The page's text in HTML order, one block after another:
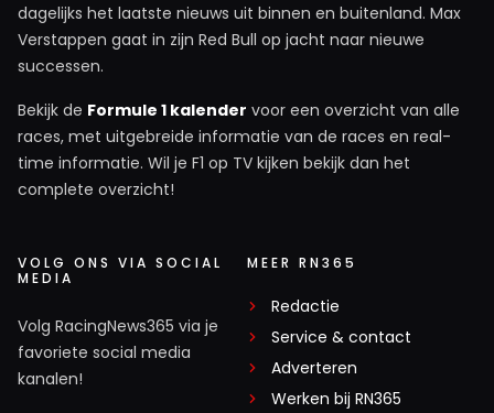
dagelijks het laatste nieuws uit binnen en buitenland. Max
Verstappen gaat in zijn Red Bull op jacht naar nieuwe
successen.
Bekijk de Formule 1 kalender voor een overzicht van alle
races, met uitgebreide informatie van de races en real-
time informatie. Wil je F1 op TV kijken bekijk dan het
complete overzicht!
VOLG ONS VIA SOCIAL
MEDIA
Volg RacingNews365 via je
favoriete social media
kanalen!
MEER RN365
Redactie
Service & contact
Adverteren
Werken bij RN365